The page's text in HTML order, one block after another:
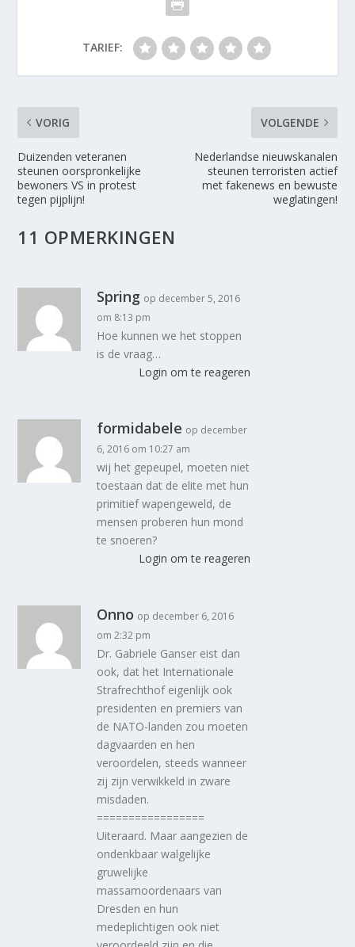
TARIEF:
VORIG
Duizenden veteranen
steunen oorspronkelijke
bewoners VS in protest
tegen pijplijn!
VOLGENDE
Nederlandse nieuwskanalen
steunen terroristen actief
met fakenews en bewuste
weglatingen!
11 OPMERKINGEN
Spring op december 5, 2016
om 8:13 pm
Hoe kunnen we het stoppen
is de vraag…
Login om te reageren
formidabele op december
6, 2016 om 10:27 am
wij het gepeupel, moeten niet
toestaan dat de elite met hun
primitief wapengeweld, de
mensen proberen hun mond
te snoeren?
Login om te reageren
Onno op december 6, 2016
om 2:32 pm
Dr. Gabriele Ganser eist dan
ook, dat het Internationale
Strafrechthof eigenlijk ook
presidenten en premiers van
de NATO-landen zou moeten
dagvaarden en hen
veroordelen, steeds wanneer
zij zijn verwikkeld in zware
misdaden.
=================
Uiteraard. Maar aangezien de
ondenkbaar walgelijke
gruwelijke
massamoordenaars van
Dresden en hun
medeplichtigen ook niet